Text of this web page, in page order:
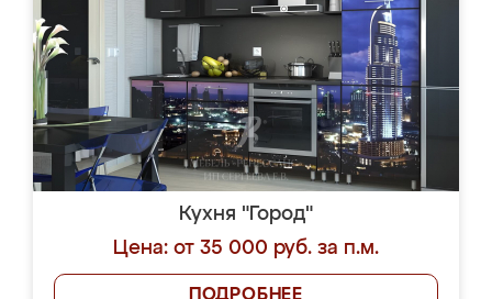
Кухня "Город"
Цена: от 35 000 руб. за п.м.